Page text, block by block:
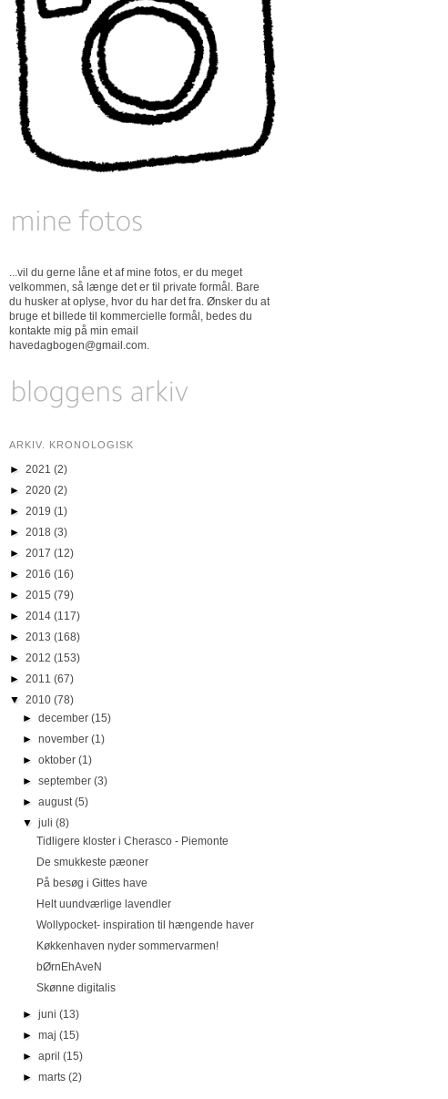
...vil du gerne låne et af mine fotos, er du meget
velkommen, så længe det er til private formål. Bare
du husker at oplyse, hvor du har det fra. Ønsker du at
bruge et billede til kommercielle formål, bedes du
kontakte mig på min email
havedagbogen@gmail.com.
ARKIV. KRONOLOGISK
► 2021 (2)
► 2020 (2)
► 2019 (1)
► 2018 (3)
► 2017 (12)
► 2016 (16)
► 2015 (79)
► 2014 (117)
► 2013 (168)
► 2012 (153)
► 2011 (67)
▼ 2010 (78)
►december(15)
►november(1)
►oktober(1)
►september(3)
►august(5)
▼juli(8)
Tidligere kloster i Cherasco - Piemonte
De smukkeste pæoner
På besøg i Gittes have
Helt uundværlige lavendler
Wollypocket- inspiration til hængende haver
Køkkenhaven nyder sommervarmen!
bØrnEhAveN
Skønne digitalis
►juni(13)
►maj(15)
►april(15)
►marts(2)